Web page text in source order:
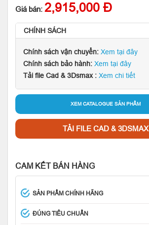
Giá bán: 2,915,000 Đ
CHÍNH SÁCH
Chính sách vận chuyển: Xem tại đây
Chính sách bảo hành: Xem tại đây
Tải file Cad & 3Dsmax : Xem chi tiết
XEM CATALOGUE SẢN PHẨM
TẢI FILE CAD & 3DSMAX
CAM KẾT BÁN HÀNG
SẢN PHẨM CHÍNH HÃNG
ĐÚNG TIÊU CHUẨN